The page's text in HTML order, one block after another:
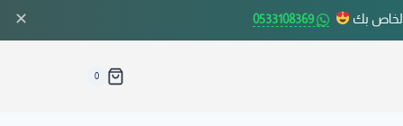
بك 0533108369
✕
0